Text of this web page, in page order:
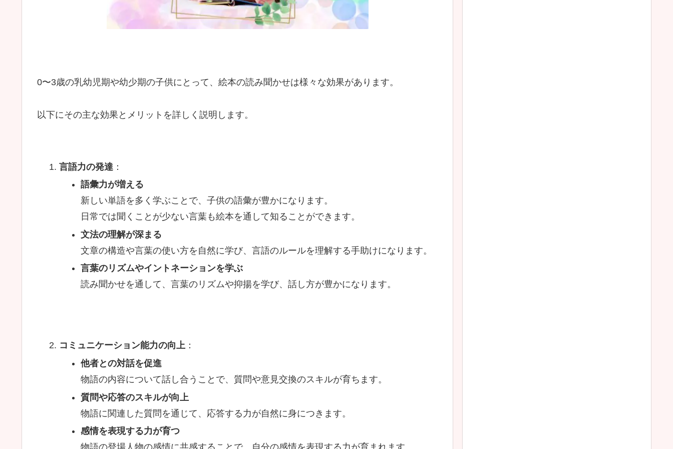
0〜3歳の乳幼児期や幼少期の子供にとって、絵本の読み聞かせは様々な効果があります。
以下にその主な効果とメリットを詳しく説明します。
言語力の発達 ：
語彙力が増える
新しい単語を多く学ぶことで、子供の語彙が豊かになります。
日常では聞くことが少ない言葉も絵本を通して知ることができます。
文法の理解が深まる
文章の構造や言葉の使い方を自然に学び、言語のルールを理解する手助けになります。
言葉のリズムやイントネーションを学ぶ
読み聞かせを通して、言葉のリズムや抑揚を学び、話し方が豊かになります。
コミュニケーション能力の向上：
他者との対話を促進
物語の内容について話し合うことで、質問や意見交換のスキルが育ちます。
質問や応答のスキルが向上
物語に関連した質問を通じて、応答する力が自然に身につきます。
感情を表現する力が育つ